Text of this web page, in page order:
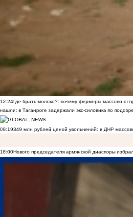
12:24Где брать молоко?: почему фермеры массово
нашли: в Таганроге задержали экс-силовика по
09:19349 млн рублей ценой увольнений: в ДНР
18:00Нового председателя армянской диаспоры